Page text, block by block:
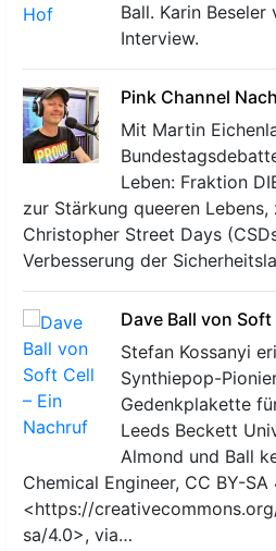
Ball. Karin
Interview.
Pink Channel
Mit Martin
Leben: Fraktion
zur Stärkung queeren
Christopher Street Days
Verbesserung der
Dave Ball von
Stefan Kossanyi
Synthiepop-
Gedenkplakette
Leeds Beckett
Almond und Ball
Chemical Engineer, CC BY-SA
<https://
sa/4.0>, via…